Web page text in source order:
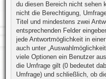
du diesen Bereich nicht sehen
nicht die Berechtigung,
Titel und mindestens zwei
entsprechenden Felder
jede Antwortmöglichkeit in
auch unter
viele Optionen ein Benutzer
die Umfrage gilt (0 bedeutet
Umfrage) und schließlich, ob